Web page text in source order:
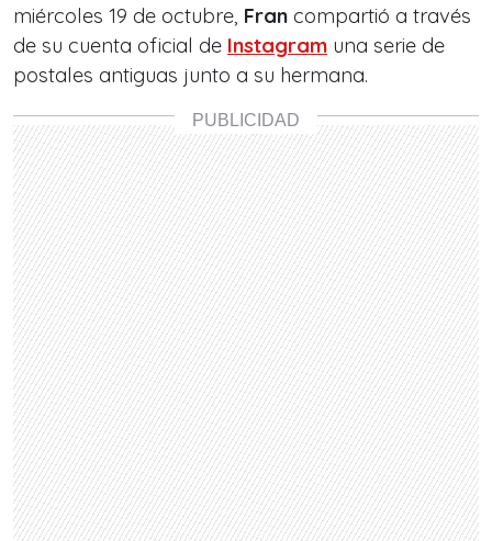
miércoles 19 de octubre, Fran compartió a través
de su cuenta oficial de Instagram una serie de
postales antiguas junto a su hermana.